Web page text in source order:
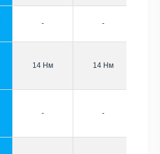
- -
14 Нм 14 Нм
- -